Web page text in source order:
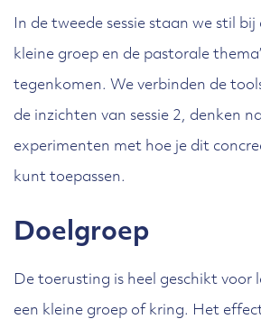
In de tweede sessie staan we stil bij
kleine groep en de pastorale
tegenkomen. We verbinden de
de inzichten van sessie 2, denken
experimenten met hoe je dit
kunt toepassen.
Doelgroep
De toerusting is heel geschikt voor
een kleine groep of kring. Het